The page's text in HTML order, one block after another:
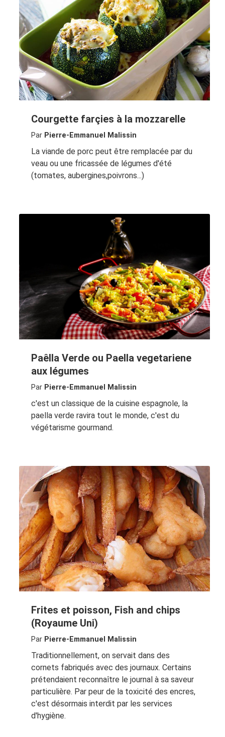
Courgette farçies à la mozzarelle
Par Pierre-Emmanuel Malissin
La viande de porc peut être remplacée par du
veau ou une fricassée de légumes d'été
(tomates, aubergines,poivrons...)
Paêlla Verde ou Paella vegetariene
aux légumes
Par Pierre-Emmanuel Malissin
c'est un classique de la cuisine espagnole, la
paella verde ravira tout le monde, c'est du
végétarisme gourmand.
Frites et poisson, Fish and chips
(Royaume Uni)
Par Pierre-Emmanuel Malissin
Traditionnellement, on servait dans des
cornets fabriqués avec des journaux. Certains
prétendaient reconnaître le journal à sa saveur
particulière. Par peur de la toxicité des encres,
c'est désormais interdit par les services
d'hygiène.